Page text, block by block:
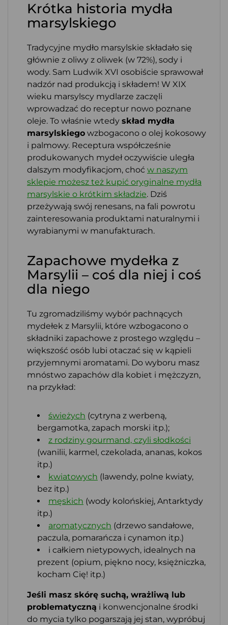
Krótka historia mydła
marsylskiego
Tradycyjne mydło marsylskie składało się
głównie z oliwy z oliwek (w 72%), sody i
wody. Sam Ludwik XVI osobiście sprawował
nadzór nad produkcją i składem! W XIX
wieku marsylscy mydlarze zaczęli
wprowadzać do receptur nowo poznane
oleje. To właśnie wtedy skład mydła
marsylskiego wzbogacono o olej kokosowy
i palmowy. Receptura współcześnie
produkowanych mydeł oczywiście uległa
dalszym modyfikacjom, choć w naszym
sklepie możesz też kupić oryginalne mydła
marsylskie o krótkim składzie. Dziś
przeżywają swój renesans, na fali powrotu
zainteresowania produktami naturalnymi i
wyrabianymi w manufakturach.
Zapachowe mydełka z
Marsylii – coś dla niej i coś
dla niego
Tu zgromadziliśmy wybór pachnących
mydełek z Marsylii, które wzbogacono o
składniki zapachowe z prostego względu –
większość osób lubi otaczać się w kąpieli
przyjemnymi aromatami. Do wyboru masz
mnóstwo zapachów dla kobiet i mężczyzn,
na przykład:
świeżych (cytryna z werbeną,
bergamotka, zapach morski itp.);
z rodziny gourmand, czyli słodkości
(wanilii, karmel, czekolada, ananas, kokos
itp.)
kwiatowych (lawendy, polne kwiaty,
bez itp.)
męskich (wody kolońskiej, Antarktydy
itp.)
aromatycznych (drzewo sandałowe,
paczula, pomarańcza i cynamon itp.)
i całkiem nietypowych, idealnych na
prezent (opium, piękno nocy, księżniczka,
kocham Cię! itp.)
Jeśli masz skórę suchą, wrażliwą lub
problematyczną i konwencjonalne środki
do mycia tylko pogarszają jej stan, wypróbuj